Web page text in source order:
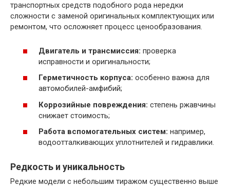
транспортных средств подобного рода нередки
сложности с заменой оригинальных комплектующих или
ремонтом, что осложняет процесс ценообразования.
Двигатель и трансмиссия: проверка
исправности и оригинальности;
Герметичность корпуса: особенно важна для
автомобилей-амфибий;
Коррозийные повреждения: степень ржавчины
снижает стоимость;
Работа вспомогательных систем: например,
водоотталкивающих уплотнителей и гидравлики.
Редкость и уникальность
Редкие модели с небольшим тиражом существенно выше